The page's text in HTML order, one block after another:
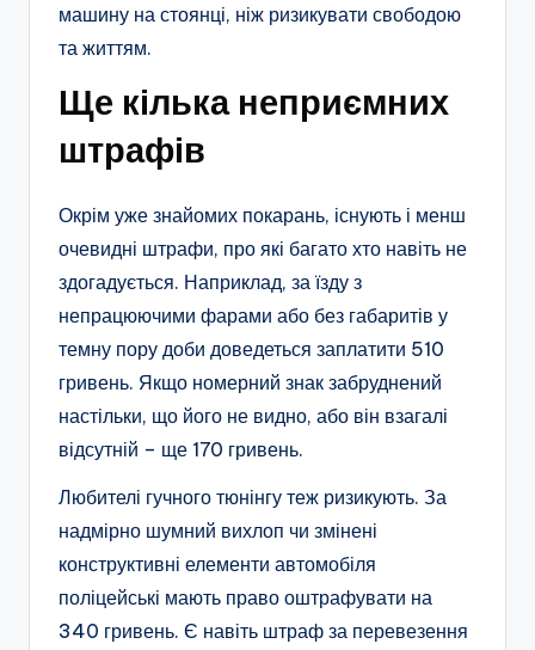
машину на стоянці, ніж ризикувати свободою
та життям.
Ще кілька неприємних
штрафів
Окрім уже знайомих покарань, існують і менш
очевидні штрафи, про які багато хто навіть не
здогадується. Наприклад, за їзду з
непрацюючими фарами або без габаритів у
темну пору доби доведеться заплатити 510
гривень. Якщо номерний знак забруднений
настільки, що його не видно, або він взагалі
відсутній – ще 170 гривень.
Любителі гучного тюнінгу теж ризикують. За
надмірно шумний вихлоп чи змінені
конструктивні елементи автомобіля
поліцейські мають право оштрафувати на
340 гривень. Є навіть штраф за перевезення